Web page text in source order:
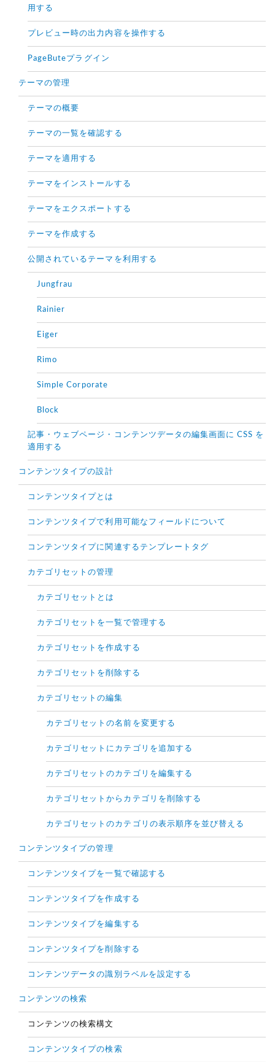
用する
プレビュー時の出力内容を操作する
PageButeプラグイン
テーマの管理
テーマの概要
テーマの一覧を確認する
テーマを適用する
テーマをインストールする
テーマをエクスポートする
テーマを作成する
公開されているテーマを利用する
Jungfrau
Rainier
Eiger
Rimo
Simple Corporate
Block
記事・ウェブページ・コンテンツデータの編集画面に CSS を
適用する
コンテンツタイプの設計
コンテンツタイプとは
コンテンツタイプで利用可能なフィールドについて
コンテンツタイプに関連するテンプレートタグ
カテゴリセットの管理
カテゴリセットとは
カテゴリセットを一覧で管理する
カテゴリセットを作成する
カテゴリセットを削除する
カテゴリセットの編集
カテゴリセットの名前を変更する
カテゴリセットにカテゴリを追加する
カテゴリセットのカテゴリを編集する
カテゴリセットからカテゴリを削除する
カテゴリセットのカテゴリの表示順序を並び替える
コンテンツタイプの管理
コンテンツタイプを一覧で確認する
コンテンツタイプを作成する
コンテンツタイプを編集する
コンテンツタイプを削除する
コンテンツデータの識別ラベルを設定する
コンテンツの検索
コンテンツの検索構文
コンテンツタイプの検索